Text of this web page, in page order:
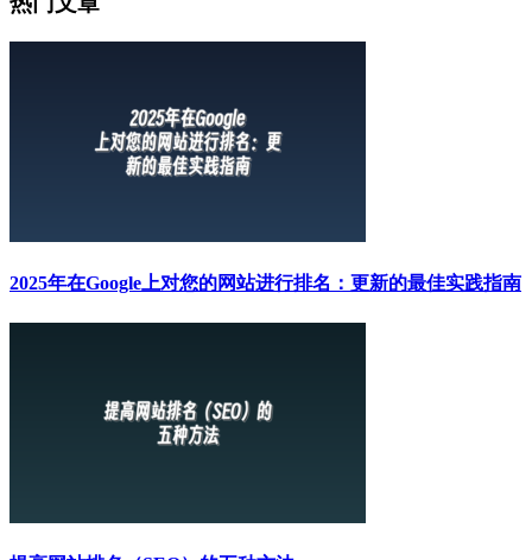
2025年在Google上对您的网站进行排名：更新的最佳实践指南